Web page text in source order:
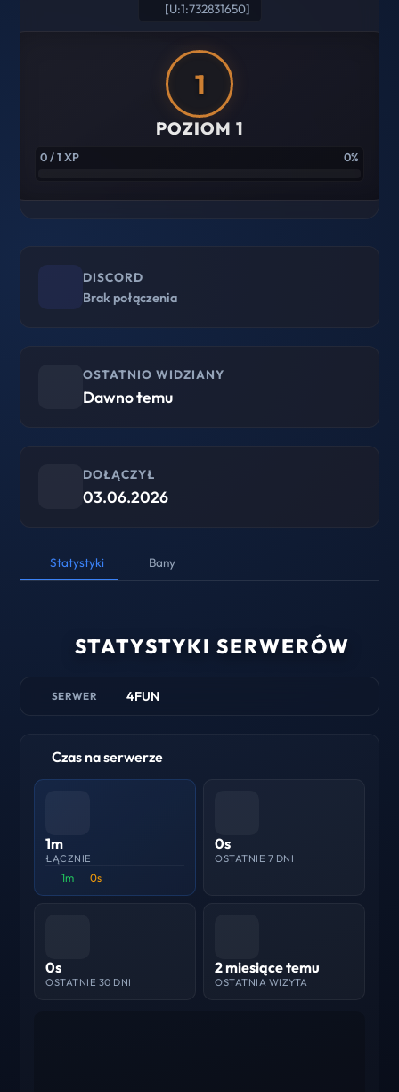
[U:1:732831650]
1
POZIOM 1
0 / 1 XP 0%
DISCORD
Brak połączenia
OSTATNIO WIDZIANY
Dawno temu
DOŁĄCZYŁ
03.06.2026
Statystyki Bany
STATYSTYKI SERWERÓW
SERWER 4FUN
Czas na serwerze
1m
ŁĄCZNIE
1m 0s
0s
OSTATNIE 7 DNI
0s
OSTATNIE 30 DNI
2 miesiące temu
OSTATNIA WIZYTA